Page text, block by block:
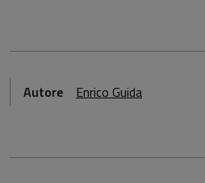
Autore Enrico Guida